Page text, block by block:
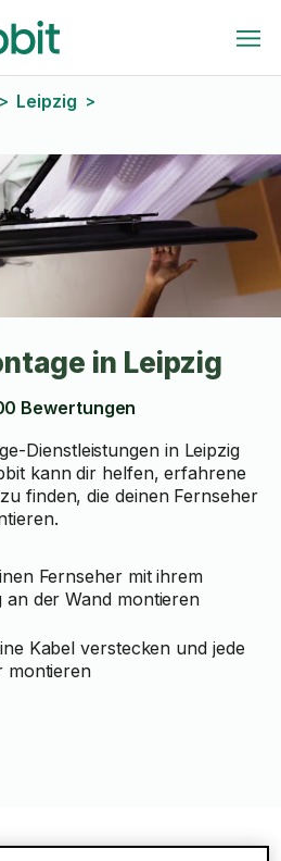
> Leipzig >
in Leipzig
Bewertungen
Dienstleistungen in Leipzig
kann dir helfen, erfahrene
finden, die deinen Fernseher
Fernseher mit ihrem
an der Wand montieren
Kabel verstecken und jede
montieren